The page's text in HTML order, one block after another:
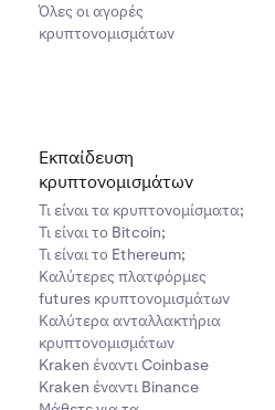
Όλες οι αγορές
κρυπτονομισμάτων
Εκπαίδευση
κρυπτονομισμάτων
Τι είναι τα κρυπτονομίσματα;
Τι είναι το Bitcoin;
Τι είναι το Ethereum;
Καλύτερες πλατφόρμες
futures κρυπτονομισμάτων
Καλύτερα ανταλλακτήρια
κρυπτονομισμάτων
Kraken έναντι Coinbase
Kraken έναντι Binance